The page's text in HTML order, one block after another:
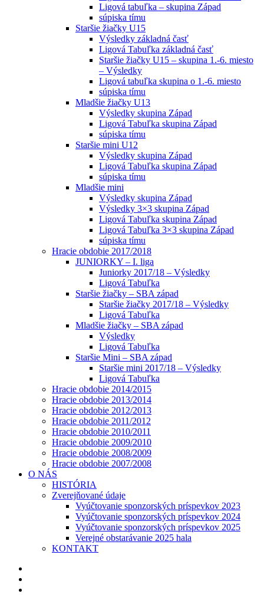
Ligová tabuľka – skupina Západ
súpiska tímu
Staršie žiačky U15
Výsledky základná časť
Ligová Tabuľka základná časť
Staršie žiačky U15 – skupina 1.-6. miesto
– Výsledky
Ligová tabuľka skupina o 1.-6. miesto
súpiska tímu
Mladšie žiačky U13
Výsledky skupina Západ
Ligová Tabuľka skupina Západ
súpiska tímu
Staršie mini U12
Výsledky skupina Západ
Ligová Tabuľka skupina Západ
súpiska tímu
Mladšie mini
Výsledky skupina Západ
Výsledky 3×3 skupina Západ
Ligová Tabuľka skupina Západ
Ligová Tabuľka 3×3 skupina Západ
súpiska tímu
Hracie obdobie 2017/2018
JUNIORKY – I. liga
Juniorky 2017/18 – Výsledky
Ligová Tabuľka
Staršie žiačky – SBA západ
Staršie žiačky 2017/18 – Výsledky
Ligová Tabuľka
Mladšie žiačky – SBA západ
Výsledky
Ligová Tabuľka
Staršie Mini – SBA západ
Staršie mini 2017/18 – Výsledky
Ligová Tabuľka
Hracie obdobie 2014/2015
Hracie obdobie 2013/2014
Hracie obdobie 2012/2013
Hracie obdobie 2011/2012
Hracie obdobie 2010/2011
Hracie obdobie 2009/2010
Hracie obdobie 2008/2009
Hracie obdobie 2007/2008
O NÁS
HISTÓRIA
Zverejňované údaje
Vyúčtovanie sponzorských príspevkov 2023
Vyúčtovanie sponzorských príspevkov 2024
Vyúčtovanie sponzorských príspevkov 2025
Verejné obstarávanie 2025 hala
KONTAKT